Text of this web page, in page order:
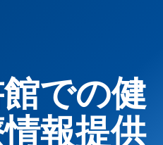
での健
報提供